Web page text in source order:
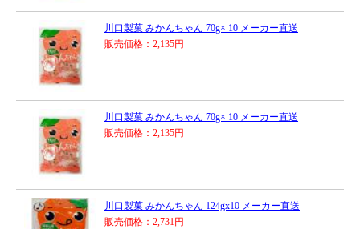
川口製菓 みかんちゃん 70g× 10 メーカー直送
販売価格：2,135円
川口製菓 みかんちゃん 70g× 10 メーカー直送
販売価格：2,135円
川口製菓 みかんちゃん 124gx10 メーカー直送
販売価格：2,731円